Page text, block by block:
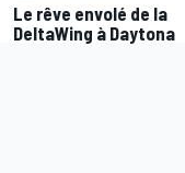
Le rêve envolé de la
DeltaWing à Daytona